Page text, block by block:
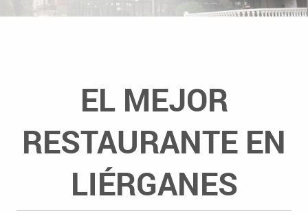
EL MEJOR
RESTAURANTE EN
LIÉRGANES